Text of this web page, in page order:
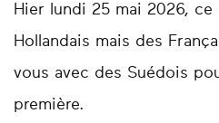
Hier lundi 25 mai 2026, ce
Hollandais mais des
vous avec des Suédois
première.